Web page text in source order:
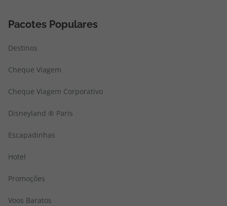
Pacotes Populares
Destinos
Cheque Viagem
Cheque Viagem Corporativo
Disneyland ® Paris
Escapadinhas
Hotel
Promoções
Voos Baratos